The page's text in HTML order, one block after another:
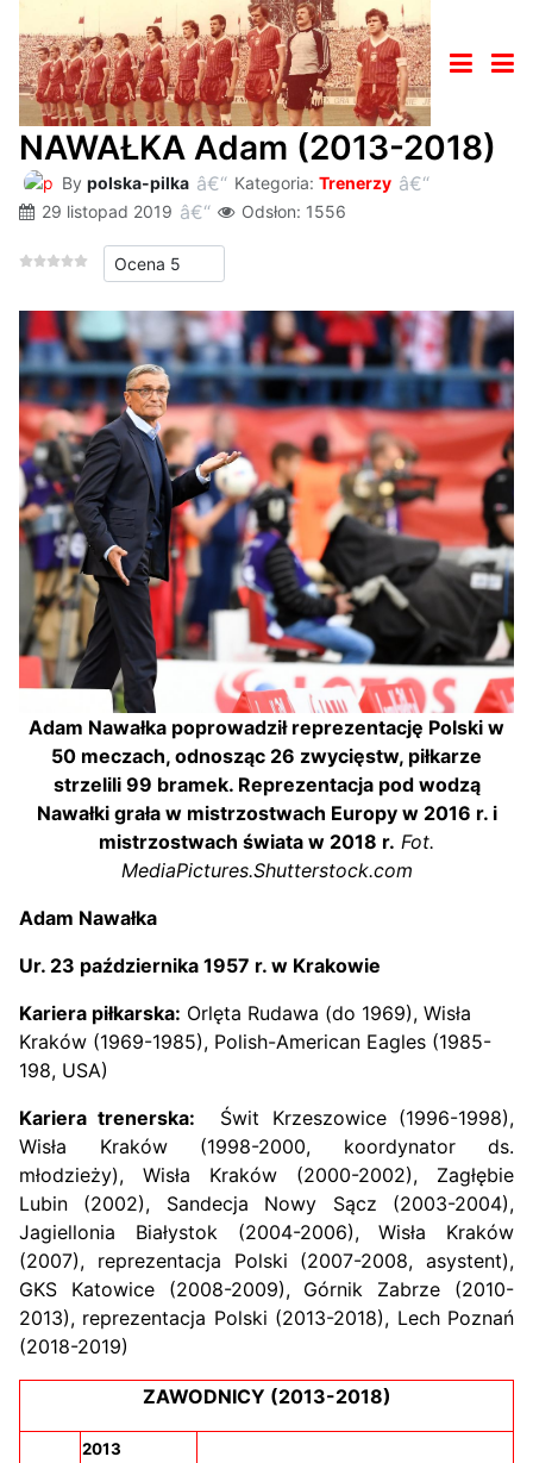
NAWAŁKA Adam (2013-2018)
By polska-pilka Kategoria: Trenerzy
29 listopad 2019
Odsłon: 1556
Proszę, oceń
Adam Nawałka poprowadził reprezentację Polski w
50 meczach, odnosząc 26 zwycięstw, piłkarze
strzelili 99 bramek. Reprezentacja pod wodzą
Nawałki grała w mistrzostwach Europy w 2016 r. i
mistrzostwach świata w 2018 r. Fot.
MediaPictures.Shutterstock.com
Adam Nawałka
Ur. 23 października 1957 r. w Krakowie
Kariera piłkarska: Orlęta Rudawa (do 1969), Wisła
Kraków (1969-1985), Polish-American Eagles (1985-
198, USA)
Kariera trenerska: Świt Krzeszowice (1996-1998),
Wisła Kraków (1998-2000, koordynator ds.
młodzieży), Wisła Kraków (2000-2002), Zagłębie
Lubin (2002), Sandecja Nowy Sącz (2003-2004),
Jagiellonia Białystok (2004-2006), Wisła Kraków
(2007), reprezentacja Polski (2007-2008, asystent),
GKS Katowice (2008-2009), Górnik Zabrze (2010-
2013), reprezentacja Polski (2013-2018), Lech Poznań
(2018-2019)
ZAWODNICY (2013-2018)
2013